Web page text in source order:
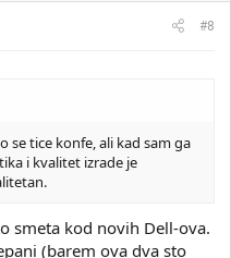
#8
se tice konfe, ali kad sam ga
i kvalitet izrade je
smeta kod novih Dell-ova.
(barem ova dva sto